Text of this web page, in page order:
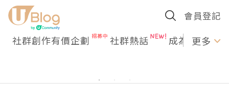
會員登記
社群創作有價企劃 社群熱話 成為U更多